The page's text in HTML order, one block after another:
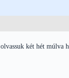
két hét múlva